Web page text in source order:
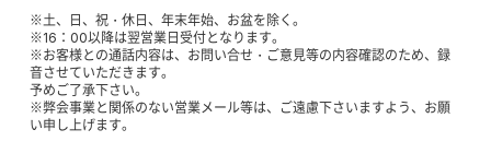
※土、日、祝・休日、年末年始、お盆を除く。
※16：00以降は翌営業日受付となります。
※お客様との通話内容は、お問い合せ・ご意見等の内容確認のため、録
音させていただきます。
予めご了承下さい。
※弊会事業と関係のない営業メール等は、ご遠慮下さいますよう、お願
い申し上げます。